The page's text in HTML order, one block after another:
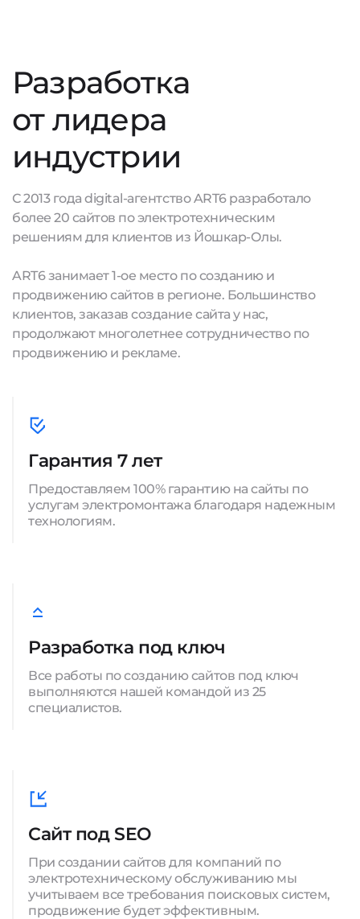
Разработка
от лидера
индустрии
С 2013 года digital-агентство ART6 разработало
более 20 сайтов по электротехническим
решениям для клиентов из Йошкар-Олы.
ART6 занимает 1-ое место по созданию и
продвижению сайтов в регионе. Большинство
клиентов, заказав создание сайта у нас,
продолжают многолетнее сотрудничество по
продвижению и рекламе.
Гарантия 7 лет
Предоставляем 100% гарантию на сайты по
услугам электромонтажа благодаря надежным
технологиям.
Разработка под ключ
Все работы по созданию сайтов под ключ
выполняются нашей командой из 25
специалистов.
Сайт под SEO
При создании сайтов для компаний по
электротехническому обслуживанию мы
учитываем все требования поисковых систем,
продвижение будет эффективным.